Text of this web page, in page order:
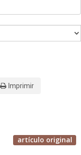
Imprimir
artículo original